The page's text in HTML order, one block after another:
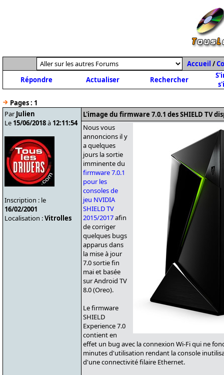
Accueil /
Répondre
Actualiser Rechercher
Pages : 1
Par Julien
Le 15/06/2018à 12:11:54
Inscription : le
16/02/2001
Localisation :Vitrolles
L'image du firmware 7.0.1 des SHIELD TV
Nous vous
annoncions il y
a quelques
jours la sortie
imminente du
firmware 7.0.1
pour les
consoles de
jeu NVIDIA
SHIELD TV
2015/2017afin
de corriger
quelques bugs
apparus dans
la mise à jour
7.0 sortie fin
mai et basée
sur Android TV
8.0 (Oreo).
Le firmware
SHIELD
Experience 7.0
contient en
effet un bug avec la connexion Wi-Fi qui ne
minutes d'utilisation rendant la console
d'une connectivité filaire Ethernet.